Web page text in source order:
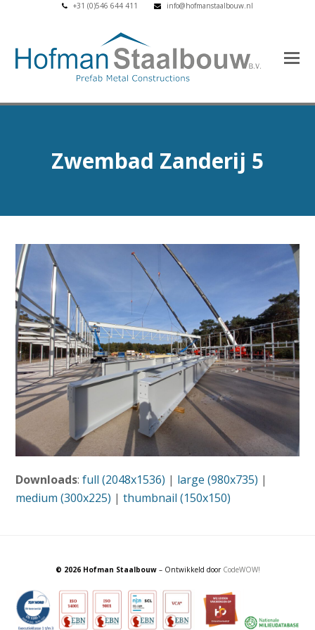
+31 (0)546 644 411 info@hofmanstaalbouw.nl
Zwembad Zanderij 5
Downloads:full (2048x1536) | large (980x735) |
medium (300x225) |thumbnail (150x150)
© 2026 Hofman Staalbouw– Ontwikkeld door CodeWOW!